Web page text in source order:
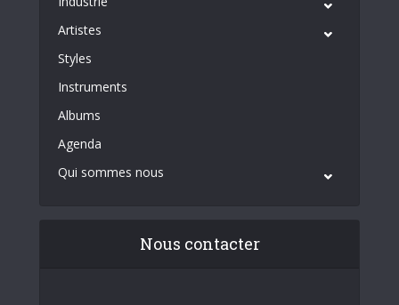
Artistes
Styles
Instruments
Albums
Agenda
Qui sommes nous
Nous contacter